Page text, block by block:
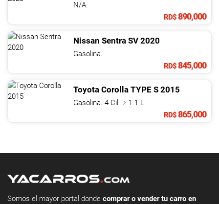
N/A.
RD$890,000
Nissan Sentra SV 2020
Gasolina.
RD$845,000
Toyota Corolla TYPE S 2015
Gasolina. 4 Cil.
1.1 L
RD$865,000
Somos el mayor portal donde comprar o vender tu carro en